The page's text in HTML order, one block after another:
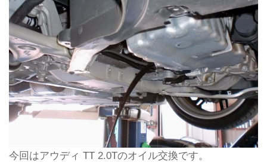
今回はアウディ TT 2.0Tのオイル交換です。